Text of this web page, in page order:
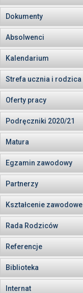
Dokumenty
Absolwenci
Kalendarium
Strefa ucznia i rodzica
Oferty pracy
Podręczniki 2020/21
Matura
Egzamin zawodowy
Partnerzy
Kształcenie zawodowe
Rada Rodziców
Referencje
Biblioteka
Internat